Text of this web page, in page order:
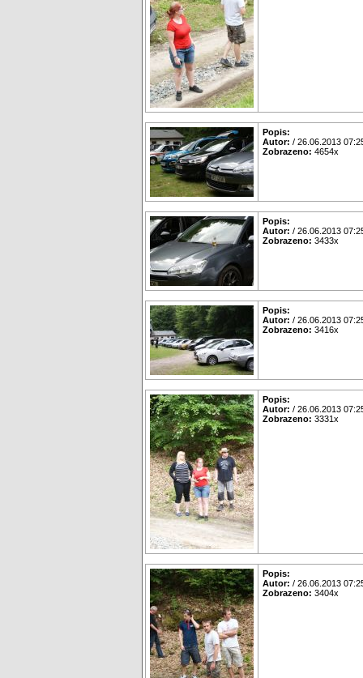
Popis:
Autor: / 26.06.2013
Zobrazeno: 4654x
Popis:
Autor: / 26.06.2013
Zobrazeno: 3433x
Popis:
Autor: / 26.06.2013
Zobrazeno: 3416x
Popis:
Autor: / 26.06.2013
Zobrazeno: 3331x
Popis:
Autor: / 26.06.2013
Zobrazeno: 3404x